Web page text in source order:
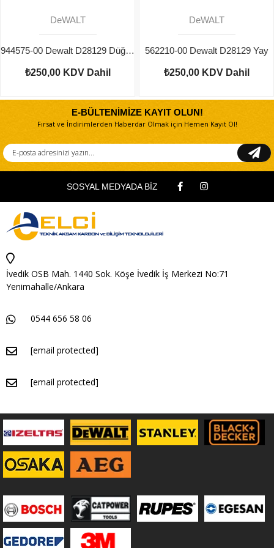
DeWALT
944575-00 Dewalt D28129 Düğme
₺250,00 KDV Dahil
DeWALT
562210-00 Dewalt D28129 Yay
₺250,00 KDV Dahil
E-BÜLTENİMİZE KAYIT OLUN!
Fırsat ve İndirimlerden Haberdar Olmak için Hemen Kayıt Ol!
SOSYAL MEDYADA BİZ
İvedik OSB Mah. 1440 Sok. Köşe İvedik İş Merkezi No:71
Yenimahalle/Ankara
0544 656 58 06
[email protected]
[email protected]